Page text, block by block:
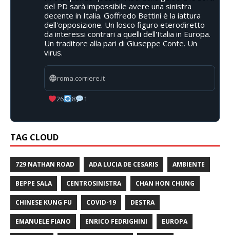
del PD sarà impossibile avere una sinistra
decente in Italia. Goffredo Bettini è la iattura
dell'opposizione. Un losco figuro eterodiretto
da interessi contrari a quelli dell'Italia in Europa.
Un traditore alla pari di Giuseppe Conte. Un
virus.
roma.corriere.it
26 8 1
TAG CLOUD
729 NATHAN ROAD ADA LUCIA DE CESARIS AMBIENTE
BEPPE SALA CENTROSINISTRA CHAN HON CHUNG
CHINESE KUNG FU COVID-19 DESTRA
EMANUELE FIANO ENRICO FEDRIGHINI EUROPA